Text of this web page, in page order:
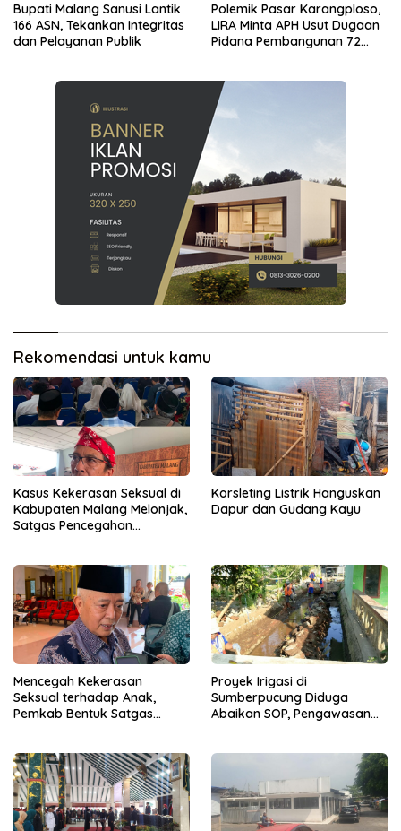
Bupati Malang Sanusi Lantik
166 ASN, Tekankan Integritas
dan Pelayanan Publik
Polemik Pasar Karangploso,
LIRA Minta APH Usut Dugaan
Pidana Pembangunan 72
Rekomendasi untuk kamu
Kasus Kekerasan Seksual di
Kabupaten Malang Melonjak,
Satgas Pencegahan
Korsleting Listrik Hanguskan
Dapur dan Gudang Kayu
Mencegah Kekerasan
Seksual terhadap Anak,
Pemkab Bentuk Satgas
Proyek Irigasi di
Sumberpucung Diduga
Abaikan SOP, Pengawasan